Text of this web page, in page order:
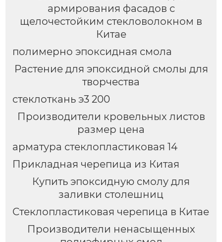
армирования фасадов с
щелочестойким стекловолокном в
Китае
полимерно эпоксидная смола
Растение для эпоксидной смолы для
творчества
стеклоткань э3 200
Производители кровельных листов
размер цена
арматура стеклопластиковая 14
Прикладная черепица из Китая
Купить эпоксидную смолу для
заливки столешниц
Стеклопластиковая черепица в Китае
Производители ненасыщенных